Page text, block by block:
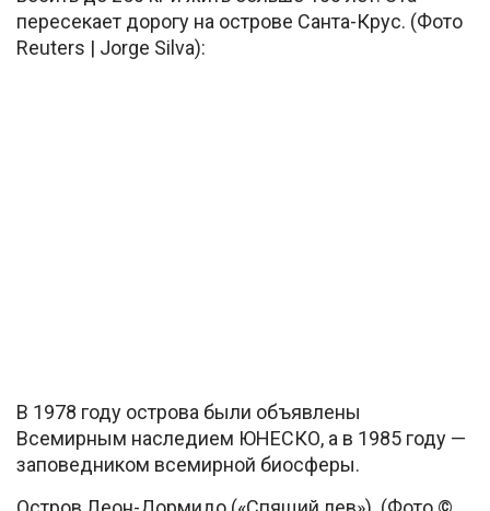
пересекает дорогу на острове Санта-Крус. (Фото
Reuters | Jorge Silva):
В 1978 году острова были объявлены
Всемирным наследием ЮНЕСКО, а в 1985 году —
заповедником всемирной биосферы.